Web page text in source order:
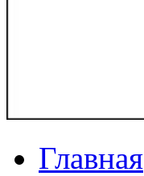
Главная